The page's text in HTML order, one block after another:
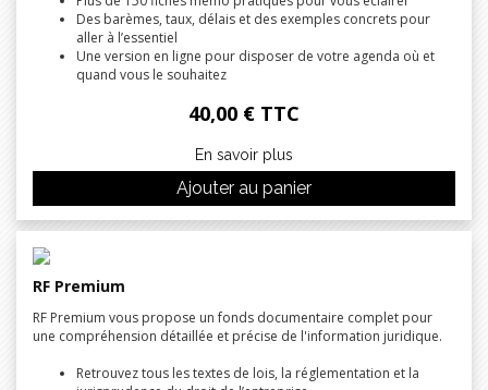
Des barèmes, taux, délais et des exemples concrets pour
aller à l’essentiel
Une version en ligne pour disposer de votre agenda où et
quand vous le souhaitez
40,00 € TTC
En savoir plus
Ajouter au panier
RF Premium
RF Premium vous propose un fonds documentaire complet pour
une compréhension détaillée et précise de l'information juridique.
Retrouvez tous les textes de lois, la réglementation et la